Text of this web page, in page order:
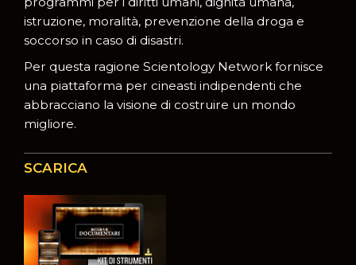
istruzione, moralità, prevenzione della droga e
soccorso in caso di disastri.
Per questa ragione Scientology Network fornisce
una piattaforma per cineasti indipendenti che
abbracciano la visione di costruire un mondo
migliore.
SCARICA